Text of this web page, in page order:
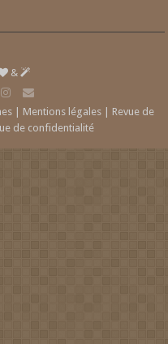
&
| Mentions légales
Revue de
de confidentialité